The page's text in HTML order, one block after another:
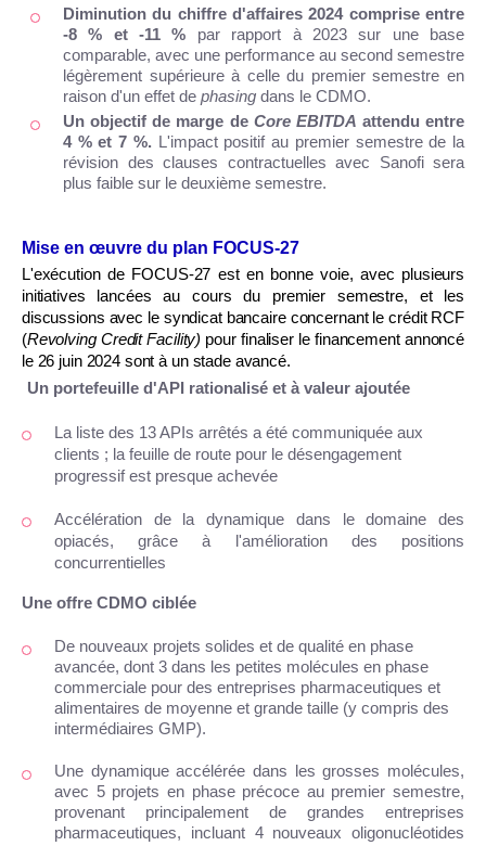
Diminution du chiffre d'affaires 2024 comprise entre
-8 % et -11 % par rapport à 2023 sur une base
comparable, avec une performance au second semestre
légèrement supérieure à celle du premier semestre en
raison d'un effet de phasing dans le CDMO.
Un objectif de marge de Core EBITDA attendu entre
4 % et 7 %. L'impact positif au premier semestre de la
révision des clauses contractuelles avec Sanofi sera
plus faible sur le deuxième semestre.
Mise en œuvre du plan FOCUS-27
L'exécution de FOCUS-27 est en bonne voie, avec plusieurs
initiatives lancées au cours du premier semestre, et les
discussions avec le syndicat bancaire concernant le crédit RCF
(Revolving Credit Facility) pour finaliser le financement annoncé
le 26 juin 2024 sont à un stade avancé.
Un portefeuille d'API rationalisé et à valeur ajoutée
La liste des 13 APIs arrêtés a été communiquée aux
clients ; la feuille de route pour le désengagement
progressif est presque achevée
Accélération de la dynamique dans le domaine des
opiacés, grâce à l'amélioration des positions
concurrentielles
Une offre CDMO ciblée
De nouveaux projets solides et de qualité en phase
avancée, dont 3 dans les petites molécules en phase
commerciale pour des entreprises pharmaceutiques et
alimentaires de moyenne et grande taille (y compris des
intermédiaires GMP).
Une dynamique accélérée dans les grosses molécules,
avec 5 projets en phase précoce au premier semestre,
provenant principalement de grandes entreprises
pharmaceutiques, incluant 4 nouveaux oligonucléotides